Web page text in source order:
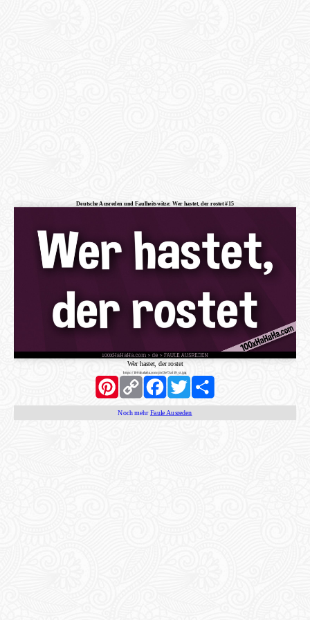
Deutsche Ausreden und Faulheitswitze: Wer hastet, der rostet #15
Wer hastet, der rostet
https://100xhahaha.com/pic!3e73a119_st.jpg
PinterestCopy
Link
FacebookTwitter Share
Noch mehrFaule Ausreden